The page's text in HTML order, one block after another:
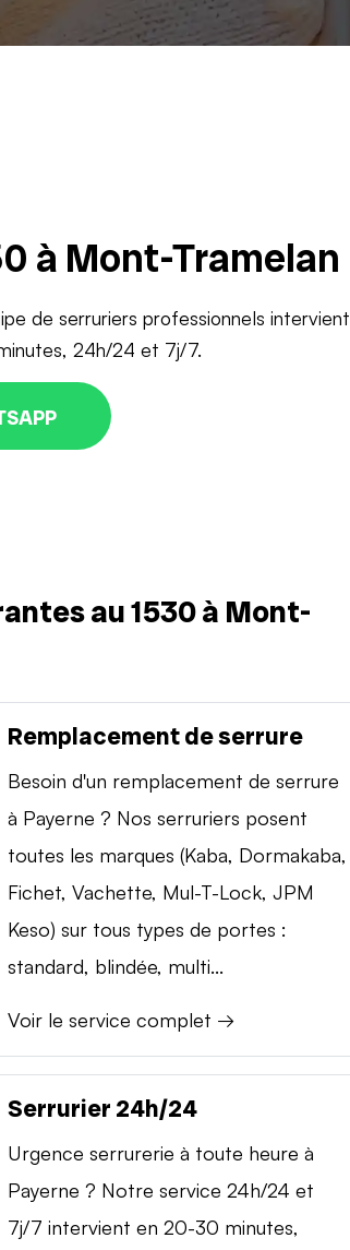
à Mont-Tramelan
de serruriers professionnels intervient
24h/24 et 7j/7.
au 1530 à Mont-
Remplacement de serrure
Besoin d'un remplacement de serrure
à Payerne ? Nos serruriers posent
toutes les marques (Kaba, Dormakaba,
Fichet, Vachette, Mul-T-Lock, JPM
Keso) sur tous types de portes :
standard, blindée, multi...
Voir le service complet →
Serrurier 24h/24
Urgence serrurerie à toute heure à
Payerne ? Notre service 24h/24 et
7j/7 intervient en 20-30 minutes,